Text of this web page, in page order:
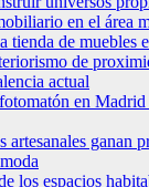
en el área
tienda de muebles
de
actual
en Madrid
artesanales ganan
los espacios